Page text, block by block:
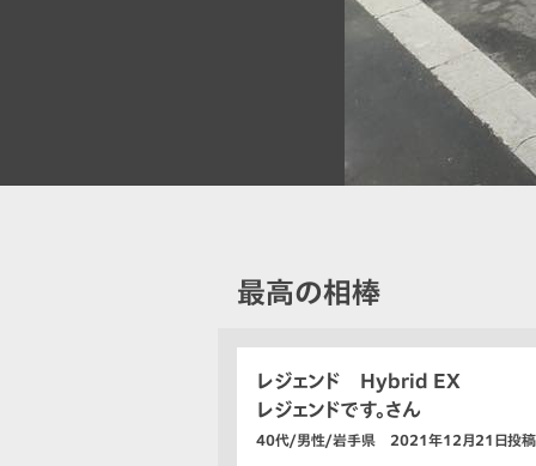
最高の相棒
レジェンド Hybrid EX
レジェンドです。さん
40代/男性/岩手県 2021年12月21日投稿